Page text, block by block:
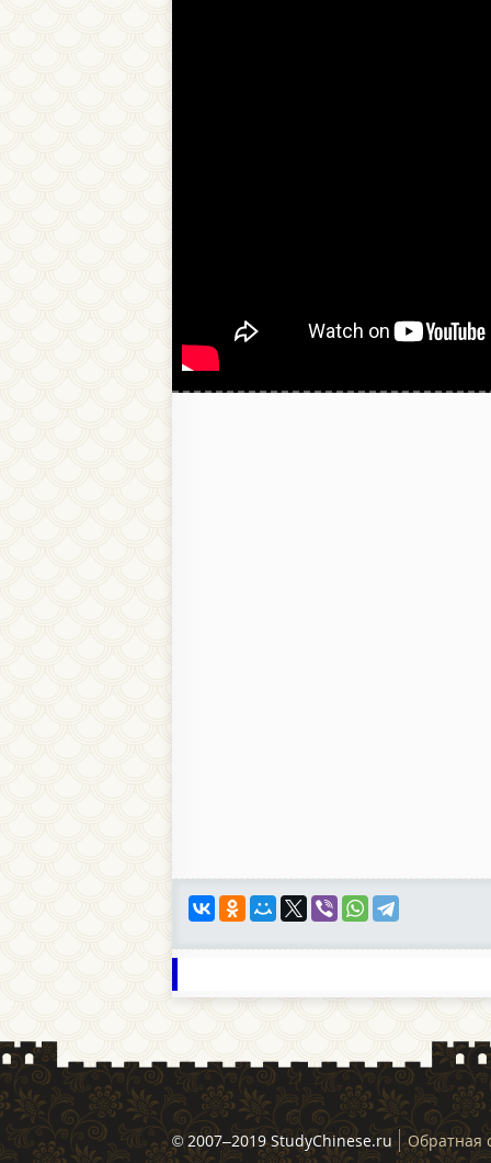
© 2007–2019 StudyChinese.ru Обратная